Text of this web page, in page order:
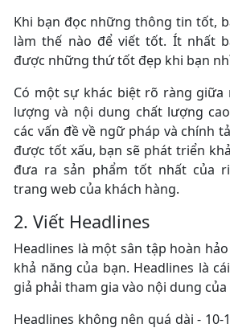
Khi bạn đọc những thông tin tốt,
làm thế nào để viết tốt. Ít nhất
được những thứ tốt đẹp khi bạn
Có một sự khác biệt rõ ràng giữa
lượng và nội dung chất lượng
các vấn đề về ngữ pháp và chính
được tốt xấu, bạn sẽ phát triển
đưa ra sản phẩm tốt nhất của
trang web của khách hàng.
2. Viết Headlines
Headlines là một sân tập hoàn
khả năng của bạn. Headlines là
giả phải tham gia vào nội dung của
Headlines không nên quá dài -